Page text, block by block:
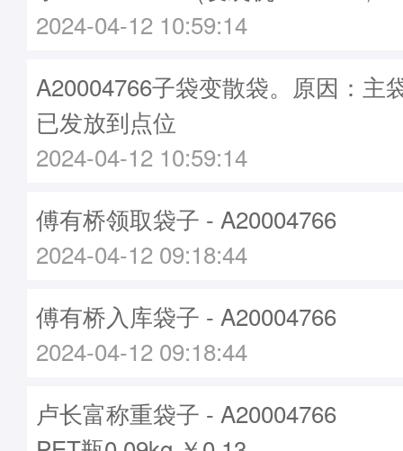
2024-04-12 10:59:14
A20004766子袋变散袋。原因：主
已发放到点位
2024-04-12 10:59:14
傅有桥领取袋子 - A20004766
2024-04-12 09:18:44
傅有桥入库袋子 - A20004766
2024-04-12 09:18:44
卢长富称重袋子 - A20004766